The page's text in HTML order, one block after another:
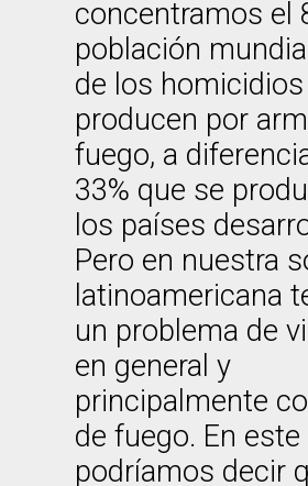
concentramos el
población
de los
producen por
fuego, a
33% que se
los países
Pero en nuestra
latinoamericana
un problema de
en general y
principalmente
de fuego. En este
podríamos decir